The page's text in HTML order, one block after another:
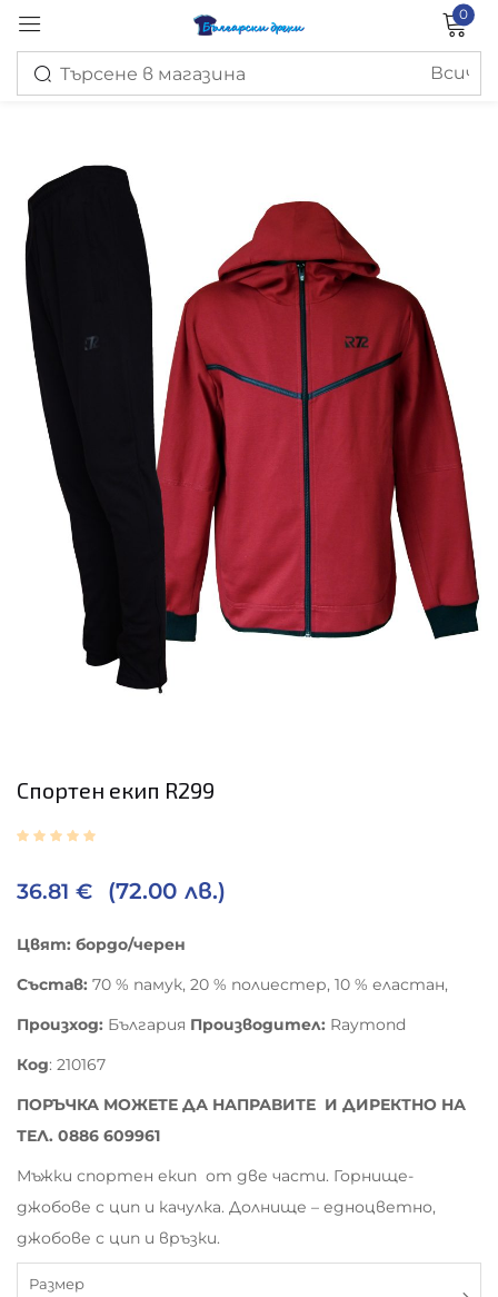
0
Спортен екип R299
36.81 € (72.00 лв.)
Цвят: бордо/черен
Състав: 70 % памук, 20 % полиестер, 10 % еластан,
Произход: България Производител: Raymond
Код: 210167
ПОРЪЧКА МОЖЕТЕ ДА НАПРАВИТЕ И ДИРЕКТНО НА
ТЕЛ. 0886 609961
Мъжки спортен екип от две части. Горнище-
джобове с цип и качулка. Долнище – едноцветно,
джобове с цип и връзки.
Размер
Вход
Запомни ме Изгубена парола?
СЪЗДАЙ ПРОФИЛ